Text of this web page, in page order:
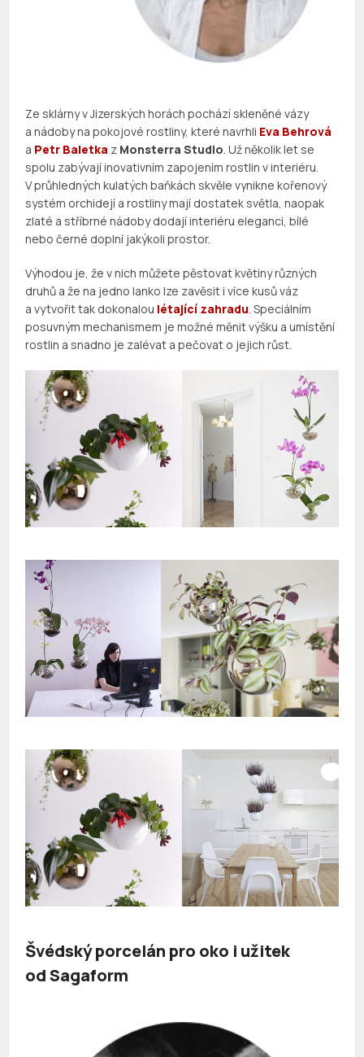
Ze sklárny v Jizerských horách pochází skleněné vázy
a nádoby na pokojové rostliny, které navrhli Eva Behrová
a Petr Baletka z Monsterra Studio. Už několik let se
spolu zabývají inovativním zapojením rostlin v interiéru.
V průhledných kulatých baňkách skvěle vynikne kořenový
systém orchidejí a rostliny mají dostatek světla, naopak
zlaté a stříbrné nádoby dodají interiéru eleganci, bílé
nebo černé doplní jakýkoli prostor.
Výhodou je, že v nich můžete pěstovat květiny různých
druhů a že na jedno lanko lze zavěsit i více kusů váz
a vytvořit tak dokonalou létající zahradu. Speciálním
posuvným mechanismem je možné měnit výšku a umístění
rostlin a snadno je zalévat a pečovat o jejich růst.
Švédský porcelán pro oko i užitek
od Sagaform